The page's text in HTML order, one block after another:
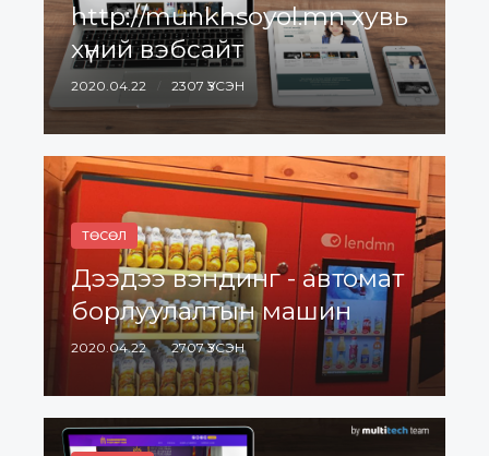
http://munkhsoyol.mn хувь
хүний вэбсайт
2020.04.22 2307 ҮЗСЭН
ТӨСӨЛ
Дээдээ вэндинг - автомат
борлуулалтын машин
2020.04.22 2707 ҮЗСЭН